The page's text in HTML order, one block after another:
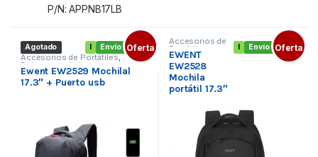
P/N: APPNB17LB
Envío gratis
Agotado Oferta
Accesorios de Portátiles,
Bolsas y maletines
Ordenadores
Ewent EW2529 Mochilal
17.3″ + Puerto usb
Envío gratis
Oferta
Accesorios de
Portátiles
Bolsas y
maletines
Ordenadores
EWENT
EW2528
Mochila
portátil 17.3″